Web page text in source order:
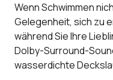
Wenn Schwimmen
Gelegenheit, sich zu
während Sie Ihre
Dolby-Surround-
wasserdichte